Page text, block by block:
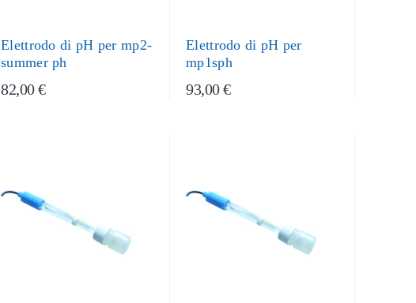
Elettrodo di pH per mp2-
summer ph
82,00 €
Elettrodo di pH per
mp1sph
93,00 €